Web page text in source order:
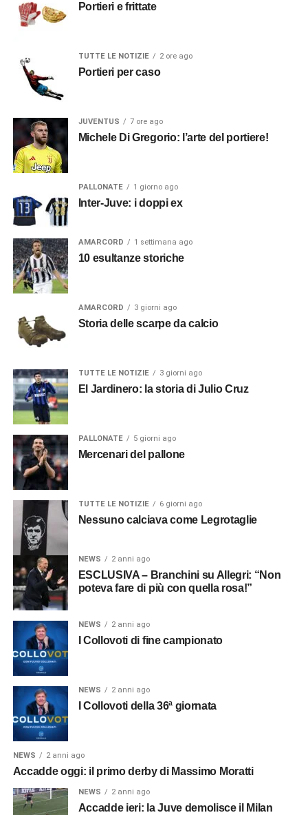
Portieri e frittate
TUTTE LE NOTIZIE 2 ore ago
Portieri per caso
JUVENTUS 7 ore ago
Michele Di Gregorio: l’arte del portiere!
PALLONATE 1 giorno ago
Inter-Juve: i doppi ex
AMARCORD 1 settimana ago
10 esultanze storiche
AMARCORD 3 giorni ago
Storia delle scarpe da calcio
TUTTE LE NOTIZIE 3 giorni ago
El Jardinero: la storia di Julio Cruz
PALLONATE 5 giorni ago
Mercenari del pallone
TUTTE LE NOTIZIE 6 giorni ago
Nessuno calciava come Legrotaglie
NEWS 2 anni ago
ESCLUSIVA – Branchini su Allegri: “Non
poteva fare di più con quella rosa!”
NEWS 2 anni ago
I Collovoti di fine campionato
NEWS 2 anni ago
I Collovoti della 36ª giornata
NEWS 2 anni ago
Accadde oggi: il primo derby di Massimo Moratti
NEWS 2 anni ago
Accadde ieri: la Juve demolisce il Milan